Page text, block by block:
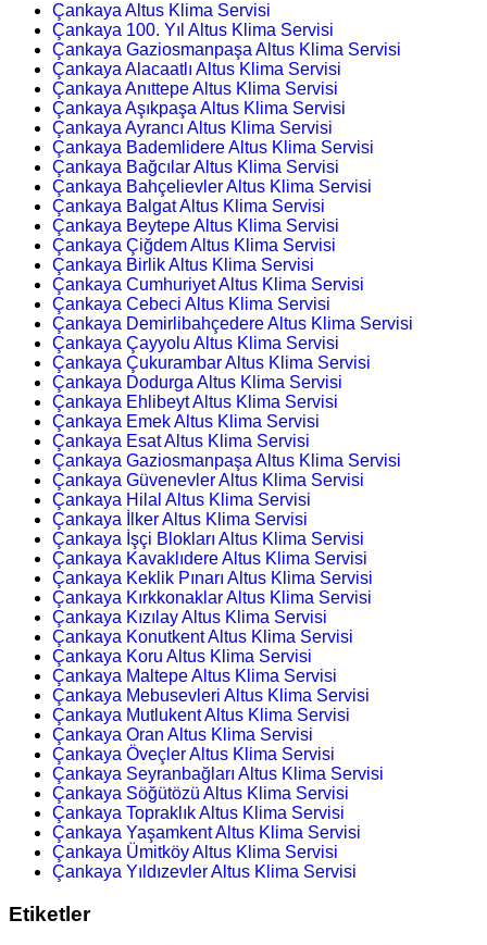
Çankaya Altus Klima Servisi
Çankaya 100. Yıl Altus Klima Servisi
Çankaya Gaziosmanpaşa Altus Klima Servisi
Çankaya Alacaatlı Altus Klima Servisi
Çankaya Anıttepe Altus Klima Servisi
Çankaya Aşıkpaşa Altus Klima Servisi
Çankaya Ayrancı Altus Klima Servisi
Çankaya Bademlidere Altus Klima Servisi
Çankaya Bağcılar Altus Klima Servisi
Çankaya Bahçelievler Altus Klima Servisi
Çankaya Balgat Altus Klima Servisi
Çankaya Beytepe Altus Klima Servisi
Çankaya Çiğdem Altus Klima Servisi
Çankaya Birlik Altus Klima Servisi
Çankaya Cumhuriyet Altus Klima Servisi
Çankaya Cebeci Altus Klima Servisi
Çankaya Demirlibahçedere Altus Klima Servisi
Çankaya Çayyolu Altus Klima Servisi
Çankaya Çukurambar Altus Klima Servisi
Çankaya Dodurga Altus Klima Servisi
Çankaya Ehlibeyt Altus Klima Servisi
Çankaya Emek Altus Klima Servisi
Çankaya Esat Altus Klima Servisi
Çankaya Gaziosmanpaşa Altus Klima Servisi
Çankaya Güvenevler Altus Klima Servisi
Çankaya Hilal Altus Klima Servisi
Çankaya İlker Altus Klima Servisi
Çankaya İşçi Blokları Altus Klima Servisi
Çankaya Kavaklıdere Altus Klima Servisi
Çankaya Keklik Pınarı Altus Klima Servisi
Çankaya Kırkkonaklar Altus Klima Servisi
Çankaya Kızılay Altus Klima Servisi
Çankaya Konutkent Altus Klima Servisi
Çankaya Koru Altus Klima Servisi
Çankaya Maltepe Altus Klima Servisi
Çankaya Mebusevleri Altus Klima Servisi
Çankaya Mutlukent Altus Klima Servisi
Çankaya Oran Altus Klima Servisi
Çankaya Öveçler Altus Klima Servisi
Çankaya Seyranbağları Altus Klima Servisi
Çankaya Söğütözü Altus Klima Servisi
Çankaya Topraklık Altus Klima Servisi
Çankaya Yaşamkent Altus Klima Servisi
Çankaya Ümitköy Altus Klima Servisi
Çankaya Yıldızevler Altus Klima Servisi
Etiketler